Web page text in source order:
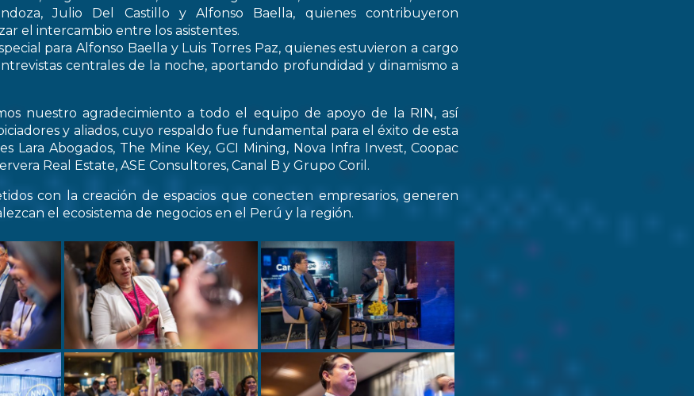
Julio Del Castillo y Alfonso Baella, quienes contribuyeron
el intercambio entre los asistentes.
para Alfonso Baella y Luis Torres Paz, quienes estuvieron a cargo
centrales de la noche, aportando profundidad y dinamismo a
nuestro agradecimiento a todo el equipo de apoyo de la RIN, así
y aliados, cuyo respaldo fue fundamental para el éxito de esta
Lara Abogados, The Mine Key, GCI Mining, Nova Infra Invest, Coopac
Real Estate, ASE Consultores, Canal B y Grupo Coril.
con la creación de espacios que conecten empresarios, generen
el ecosistema de negocios en el Perú y la región.